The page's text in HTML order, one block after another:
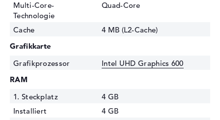
Multi-Core-
Technologie
Quad-Core
Cache
4 MB (L2-Cache)
Grafikkarte
Grafikprozessor
Intel UHD Graphics 600
RAM
1. Steckplatz
4 GB
Installiert
4 GB